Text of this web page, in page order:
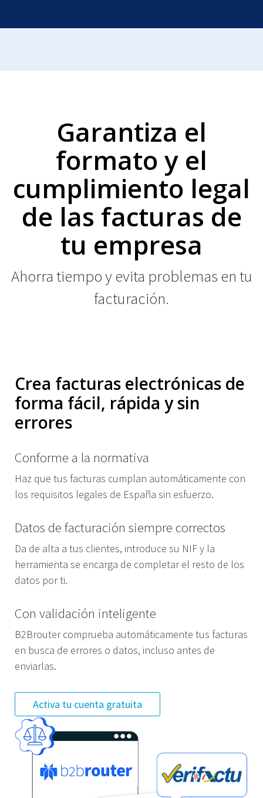
Garantiza el
formato y el
cumplimiento legal
de las facturas de
tu empresa
Ahorra tiempo y evita problemas en tu
facturación.
Crea facturas electrónicas de
forma fácil, rápida y sin
errores
Conforme a la normativa
Haz que tus facturas cumplan automáticamente con
los requisitos legales de España sin esfuerzo.
Datos de facturación siempre correctos
Da de alta a tus clientes, introduce su NIF y la
herramienta se encarga de completar el resto de los
datos por ti.
Con validación inteligente
B2Brouter comprueba automáticamente tus facturas
en busca de errores o datos, incluso antes de
enviarlas.
Activa tu cuenta gratuita